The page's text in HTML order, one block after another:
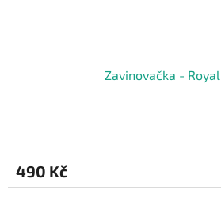
Zavinovačka -
490 Kč